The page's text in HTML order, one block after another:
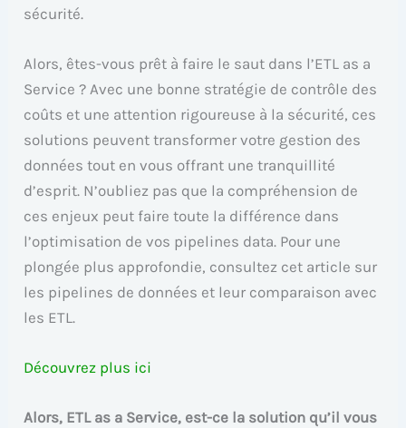
sécurité.
Alors, êtes-vous prêt à faire le saut dans l’ETL as a
Service ? Avec une bonne stratégie de contrôle des
coûts et une attention rigoureuse à la sécurité, ces
solutions peuvent transformer votre gestion des
données tout en vous offrant une tranquillité
d’esprit. N’oubliez pas que la compréhension de
ces enjeux peut faire toute la différence dans
l’optimisation de vos pipelines data. Pour une
plongée plus approfondie, consultez cet article sur
les pipelines de données et leur comparaison avec
les ETL.
Découvrez plus ici
Alors, ETL as a Service, est-ce la solution qu’il vous